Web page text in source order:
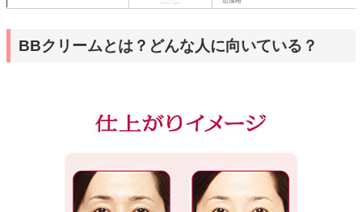
BBクリームとは？どんな人に向いている？